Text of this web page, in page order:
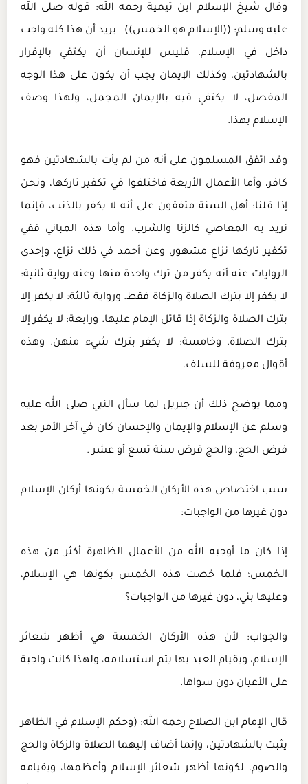
وقال شيخ الإسلام ابن تيمية رحمه الله: قوله صلى الله
عليه وسلم: ((الإسلام هو الخمس)) يريد أن هذا كله واجب
داخل في الإسلام، فليس للإنسان أن يكتفي بالإقرار
بالشهادتين، وكذلك الإيمان يجب أن يكون على هذا الوجه
المفصل، لا يكتفي فيه بالإيمان المجمل، ولهذا وصف
الإسلام بهذا.
وقد اتفق المسلمون على أنه من لم يأت بالشهادتين فهو
كافر، وأما الأعمال الأربعة فاختلفوا في تكفير تاركها، ونحن
إذا قلنا: أهل السنة متفقون على أنه لا يكفر بالذنب، فإنما
نريد به المعاصي كالزنا والشرب. وأما هذه المباني ففي
تكفير تاركها نزاع مشهور. وعن أحمد في ذلك نزاع، وإحدى
الروايات عنه أنه يكفر من ترك واحدة منها وعنه رواية ثانية:
لا يكفر إلا بترك الصلاة والزكاة فقط. ورواية ثالثة: لا يكفر إلا
بترك الصلاة والزكاة إذا قاتل الإمام عليها. ورابعة: لا يكفر إلا
بترك الصلاة. وخامسة: لا يكفر بترك شيء منهن. وهذه
أقوال معروفة للسلف.
ومما يوضح ذلك أن جبريل لما سأل النبي صلى الله عليه
وسلم عن الإسلام والإيمان والإحسان كان في آخر الأمر بعد
فرض الحج، والحج فرض سنة تسع أو عشر .
سبب اختصاص هذه الأركان الخمسة بكونها أركان الإسلام
دون غيرها من الواجبات:
إذا كان ما أوجبه الله من الأعمال الظاهرة أكثر من هذه
الخمس؛ فلما خصت هذه الخمس بكونها هي الإسلام،
وعليها بني، دون غيرها من الواجبات؟
والجواب: لأن هذه الأركان الخمسة هي أظهر شعائر
الإسلام، وبقيام العبد بها يتم استسلامه، ولهذا كانت واجبة
على الأعيان دون سواها.
قال الإمام ابن الصلاح رحمه الله: (وحكم الإسلام في الظاهر
يثبت بالشهادتين، وإنما أضاف إليهما الصلاة والزكاة والحج
والصوم، لكونها أظهر شعائر الإسلام وأعظمها، وبقيامه